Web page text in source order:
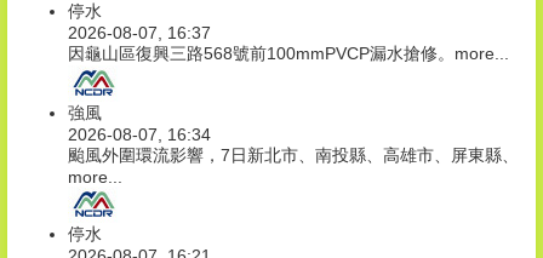
停水
2026-08-07, 16:37
因龜山區復興三路568號前100mmPVCP漏水搶修。 more...
強風
2026-08-07, 16:34
颱風外圍環流影響，7日新北市、南投縣、高雄市、屏東縣、
more...
停水